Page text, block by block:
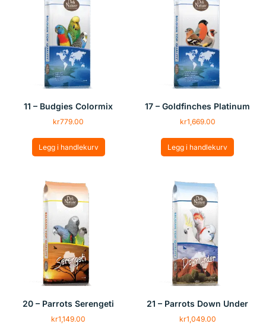
11 – Budgies Colormix
kr779.00
Legg i handlekurv
17 – Goldfinches Platinum
kr1,669.00
Legg i handlekurv
20 – Parrots Serengeti
kr1,149.00
21 – Parrots Down Under
kr1,049.00